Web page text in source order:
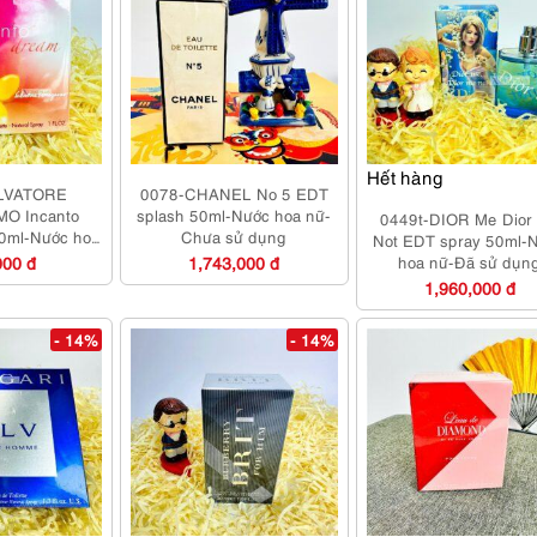
Incanto
Nước hoa
dụng
đ
0078-CHANEL No 5 EDT
splash 50ml-Nước hoa nữ-
Chưa sử dụng
1,743,000 đ
Hết hàng
0449t-DIOR Me Dior
Not EDT spray 50ml-
hoa nữ-Đã sử
1,960,000 đ
- 14% - 14%